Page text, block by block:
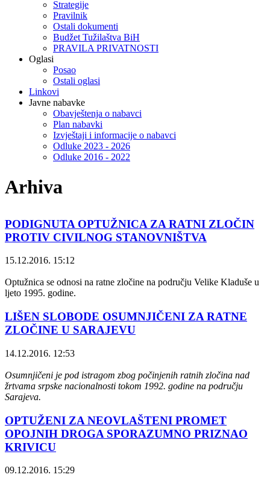
Strategije
Pravilnik
Ostali dokumenti
Budžet Tužilaštva BiH
PRAVILA PRIVATNOSTI
Oglasi
Posao
Ostali oglasi
Linkovi
Javne nabavke
Obavještenja o nabavci
Plan nabavki
Izvještaji i informacije o nabavci
Odluke 2023 - 2026
Odluke 2016 - 2022
Arhiva
PODIGNUTA OPTUŽNICA ZA RATNI ZLOČIN
PROTIV CIVILNOG STANOVNIŠTVA
15.12.2016. 15:12
Optužnica se odnosi na ratne zločine na području Velike Kladuše u
ljeto 1995. godine.
LIŠEN SLOBODE OSUMNJIČENI ZA RATNE
ZLOČINE U SARAJEVU
14.12.2016. 12:53
Osumnjičeni je pod istragom zbog počinjenih ratnih zločina nad
žrtvama srpske nacionalnosti tokom 1992. godine na području
Sarajeva.
OPTUŽENI ZA NEOVLAŠTENI PROMET
OPOJNIH DROGA SPORAZUMNO PRIZNAO
KRIVICU
09.12.2016. 15:29